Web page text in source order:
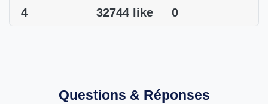
4 32744 like 0
Questions & Réponses